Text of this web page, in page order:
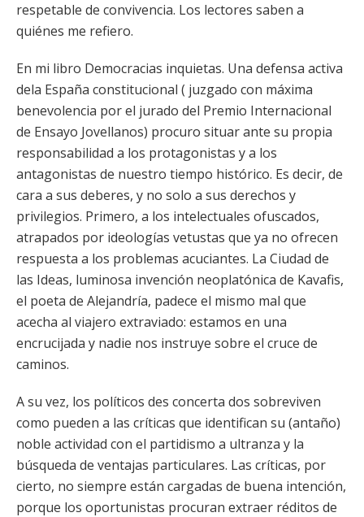
respetable de convivencia. Los lectores saben a
quiénes me refiero.
En mi libro Democracias inquietas. Una defensa activa
dela España constitucional ( juzgado con máxima
benevolencia por el jurado del Premio Internacional
de Ensayo Jovellanos) procuro situar ante su propia
responsabilidad a los protagonistas y a los
antagonistas de nuestro tiempo histórico. Es decir, de
cara a sus deberes, y no solo a sus derechos y
privilegios. Primero, a los intelectuales ofuscados,
atrapados por ideologías vetustas que ya no ofrecen
respuesta a los problemas acuciantes. La Ciudad de
las Ideas, luminosa invención neoplatónica de Kavafis,
el poeta de Alejandría, padece el mismo mal que
acecha al viajero extraviado: estamos en una
encrucijada y nadie nos instruye sobre el cruce de
caminos.
A su vez, los políticos des concerta dos sobreviven
como pueden a las críticas que identifican su (antaño)
noble actividad con el partidismo a ultranza y la
búsqueda de ventajas particulares. Las críticas, por
cierto, no siempre están cargadas de buena intención,
porque los oportunistas procuran extraer réditos de